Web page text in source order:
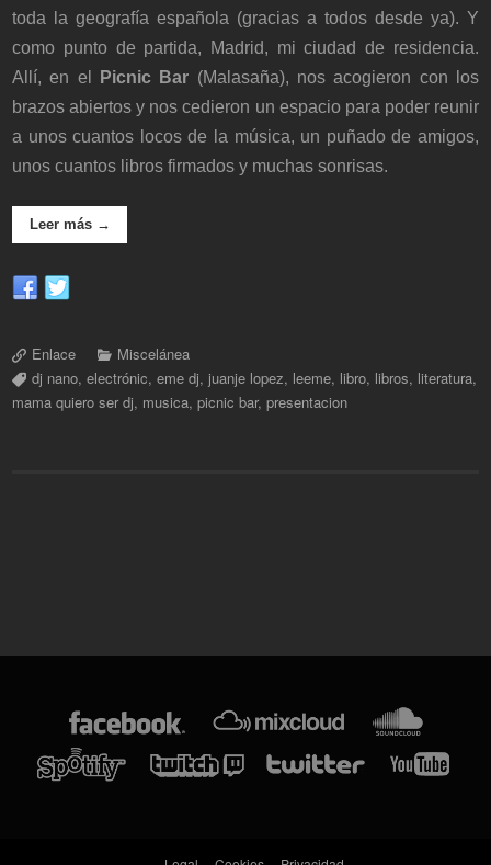
toda la geografía española (gracias a todos desde ya). Y
como punto de partida, Madrid, mi ciudad de residencia.
Allí, en el
Picnic Bar (Malasaña), nos acogieron con los
brazos abiertos y nos cedieron un espacio para poder reunir
a unos cuantos locos de la música, un puñado de amigos,
unos cuantos libros firmados y muchas sonrisas.
Leer más →
Enlace
Miscelánea
dj nano,electrónic,eme dj,juanje lopez, leeme, libro, libros, literatura,
mama quiero ser dj, musica,picnic bar,presentacion